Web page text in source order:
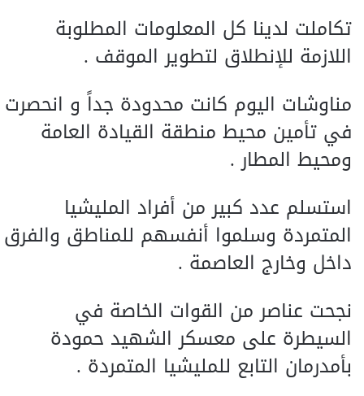
تكاملت لدينا كل المعلومات المطلوبة
اللازمة للإنطلاق لتطوير الموقف .
مناوشات اليوم كانت محدودة جداً و انحصرت
في تأمين محيط منطقة القيادة العامة
ومحيط المطار .
استسلم عدد كبير من أفراد المليشيا
المتمردة وسلموا أنفسهم للمناطق والفرق
داخل وخارج العاصمة .
نجحت عناصر من القوات الخاصة في
السيطرة على معسكر الشهيد حمودة
بأمدرمان التابع للمليشيا المتمردة .